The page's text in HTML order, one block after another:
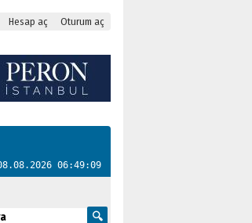
Hesap aç Oturum aç
06:49:09